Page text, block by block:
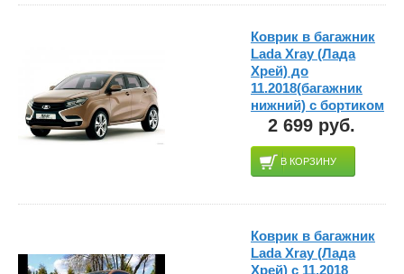
Коврик в багажник
Lada Xray (Лада
Хрей) до
11.2018(багажник
нижний) с бортиком
2 699 руб.
В КОРЗИНУ
Коврик в багажник
Lada Xray (Лада
Хрей) с 11.2018